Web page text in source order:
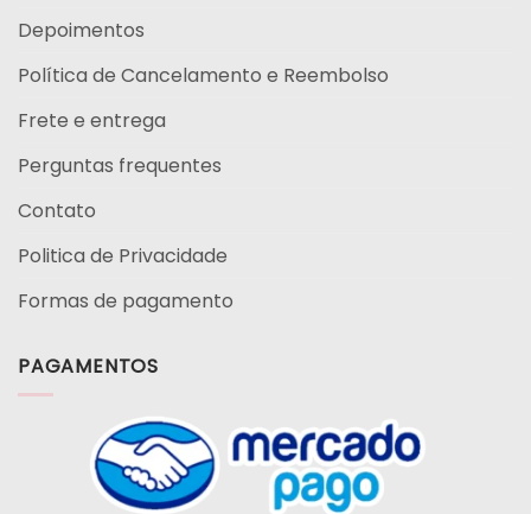
Depoimentos
Política de Cancelamento e Reembolso
Frete e entrega
Perguntas frequentes
Contato
Politica de Privacidade
Formas de pagamento
PAGAMENTOS